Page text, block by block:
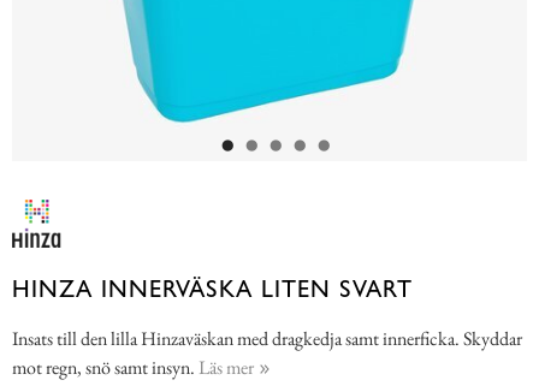
HINZA INNERVÄSKA LITEN SVART
Insats till den lilla Hinzaväskan med dragkedja samt innerficka. Skyddar
mot regn, snö samt insyn. Läs mer